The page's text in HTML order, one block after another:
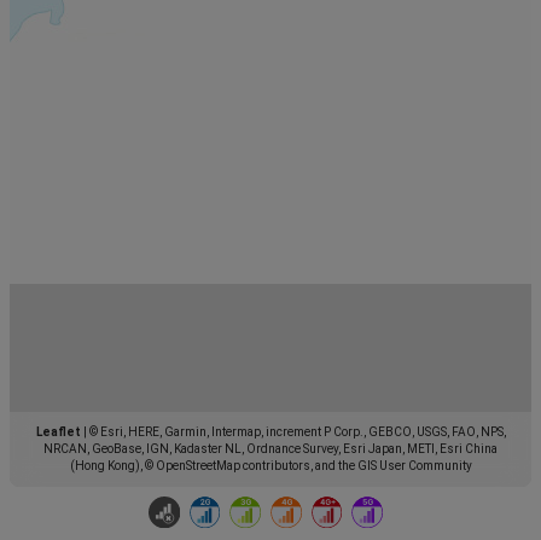
Leaflet
© Esri, HERE, Garmin, Intermap, increment P Corp., GEBCO, USGS, FAO, NPS,
NRCAN, GeoBase, IGN, Kadaster NL, Ordnance Survey, Esri Japan, METI, Esri China
(Hong Kong), © OpenStreetMap contributors, and the GIS User Community